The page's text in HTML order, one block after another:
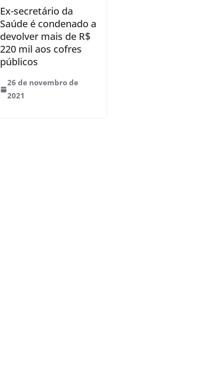
Ex-secretário da
Saúde é condenado a
devolver mais de R$
220 mil aos cofres
públicos
26 de novembro de
2021